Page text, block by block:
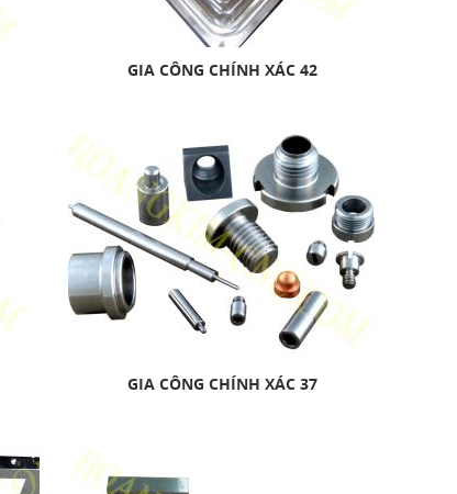
GIA CÔNG CHÍNH XÁC 42
GIA CÔNG CHÍNH XÁC 37